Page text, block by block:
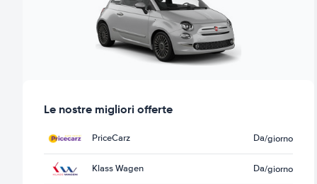
Le nostre migliori offerte
PriceCarz Da/giorno
Klass Wagen Da/giorno